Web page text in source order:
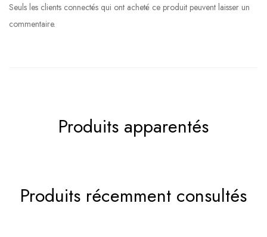
Seuls les clients connectés qui ont acheté ce produit peuvent laisser un
commentaire.
Produits apparentés
Produits récemment consultés